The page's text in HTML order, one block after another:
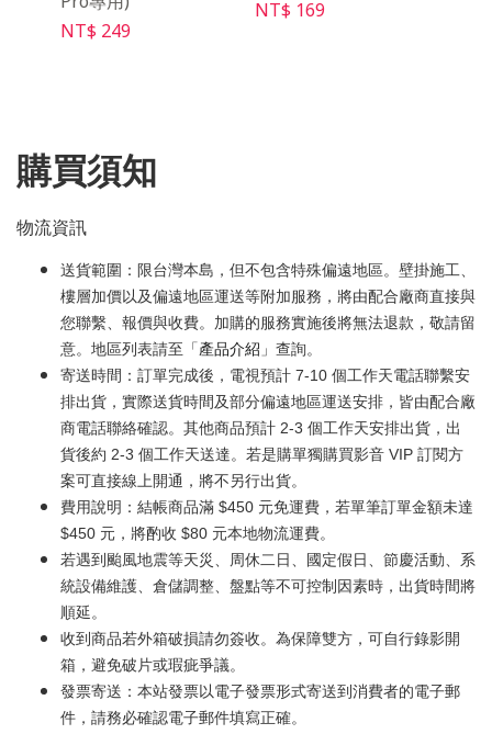
NT$ 249
NT$ 169
購買須知
物流資訊
送貨範圍：限台灣本島，但不包含特殊偏遠地區。壁掛施工、
樓層加價以及偏遠地區運送等附加服務，將由配合廠商直接與
您聯繫、報價與收費。加購的服務實施後將無法退款，敬請留
意。地區列表請至「產品介紹 」查詢。
寄送時間：訂單完成後，電視預計 7-10 個工作天電話聯繫安
排出貨，實際送貨時間及部分偏遠地區運送安排，皆由配合廠
商電話聯絡確認。其他商品預計 2-3 個工作天安排出貨，出
貨後約 2-3 個工作天送達。若是購單獨購買影音 VIP 訂閱方
案可直接線上開通，將不另行出貨。
費用說明：結帳商品滿 $450 元免運費，若單筆訂單金額未達
$450 元，將酌收 $80 元本地物流運費。
若遇到颱風地震等天災、周休二日、國定假日、節慶活動、系
統設備維護、倉儲調整、盤點等不可控制因素時，出貨時間將
順延。
收到商品若外箱破損請勿簽收。為保障雙方，可自行錄影開
箱，避免破片或瑕疵爭議。
發票寄送：本站發票以電子發票形式寄送到消費者的電子郵
件，請務必確認電子郵件填寫正確。